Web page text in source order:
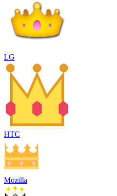
LG
HTC
Mozilla